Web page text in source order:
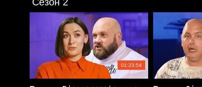
01:23:54